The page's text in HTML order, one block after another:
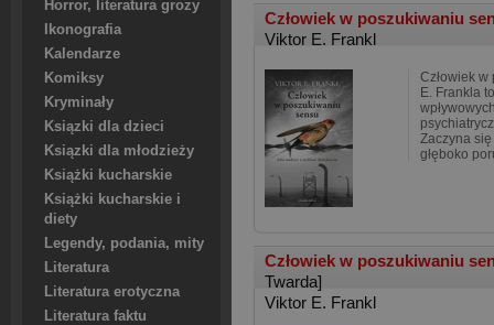
Horror, literatura grozy
Ikonografia
Kalendarze
Komiksy
Kryminały
Ksiązki dla dzieci
Ksiązki dla młodzieży
Książki kucharskie
Książki kucharskie i
diety
Legendy, podania, mity
Literatura
Literatura erotyczna
Literatura faktu
Człowiek w poszukiwaniu
Viktor E. Frankl
Człowiek
E. Frankla
Zaczyna
głęboko
Człowiek w poszukiwaniu
Twarda]
Viktor E. Frankl